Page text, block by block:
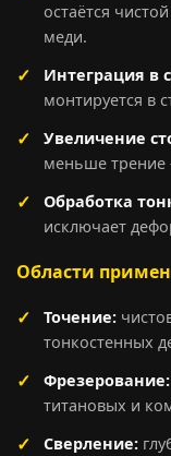
остаётся
меди.
Интеграция в
монтируется в
Увеличение
меньше
Обработка
исключает
Области
Точение:
тонкостенных
Фрезерование:
титановых и
Сверление: